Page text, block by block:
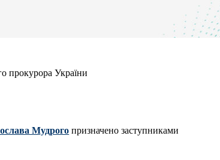
прокурора України
Мудрого призначено заступниками